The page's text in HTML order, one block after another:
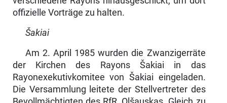
offizielle Vorträge zu halten.
Šakiai
Am 2. April 1985 wurden die Zwanzigerräte
der Kirchen des Rayons Šakiai in das
Rayonexekutivkomitee von Šakiai eingeladen.
Die Versammlung leitete der Stellvertreter des